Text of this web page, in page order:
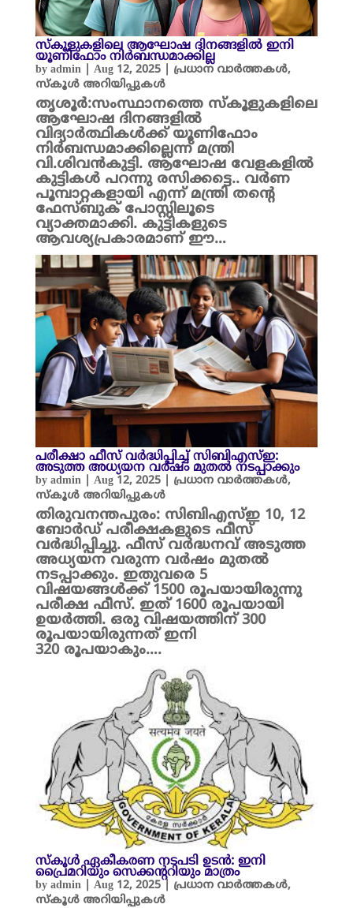
സ്‌കൂളുകളിലെ ആഘോഷ ദിനങ്ങളിൽ ഇനി
യൂണിഫോം നിർബന്ധമാക്കില്ല
by admin| Aug 12, 2025| പ്രധാന വാർത്തകൾ,
സ്കൂൾ അറിയിപ്പുകൾ
തൃശൂർ:സംസ്ഥാനത്തെ സ്‌കൂളുകളിലെ
ആഘോഷ ദിനങ്ങളിൽ
വിദ്യാർത്ഥികൾക്ക് യൂണിഫോം
നിർബന്ധമാക്കില്ലെന്ന് മന്ത്രി
വി.ശിവൻകുട്ടി. ആഘോഷ വേളകളിൽ
കുട്ടികൾ പറന്നു രസിക്കട്ടെ.. വർണ
പൂമ്പാറ്റകളായി എന്ന് മന്ത്രി തന്റെ
ഫേസ്ബുക് പോസ്റ്റിലൂടെ
വ്യാക്തമാക്കി. കുട്ടികളുടെ
ആവശ്യപ്രകാരമാണ് ഈ…
പരീക്ഷാ ഫീസ് വർദ്ധിപ്പിച്ച് സിബിഎസ്ഇ:
അടുത്ത അധ്യയന വർഷം മുതൽ നടപ്പാക്കും
by admin| Aug 12, 2025| പ്രധാന വാർത്തകൾ,
സ്കൂൾ അറിയിപ്പുകൾ
തിരുവനന്തപുരം: സിബിഎസ്ഇ 10, 12
ബോർഡ് പരീക്ഷകളുടെ ഫീസ്
വർദ്ധിപ്പിച്ചു. ഫീസ് വർദ്ധനവ് അടുത്ത
അധ്യയന വരുന്ന വർഷം മുതൽ
നടപ്പാക്കും. ഇതുവരെ 5
വിഷയങ്ങൾക്ക് 1500 രൂപയായിരുന്നു
പരീക്ഷ ഫീസ്. ഇത് 1600 രൂപയായി
ഉയർത്തി. ഒരു വിഷയത്തിന് 300
രൂപയായിരുന്നത് ഇനി
320 രൂപയാകും….
സ്കൂൾ ഏകീകരണ നടപടി ഉടൻ: ഇനി
പ്രൈമറിയും സെക്കന്ററിയും മാത്രം
by admin| Aug 12, 2025| പ്രധാന വാർത്തകൾ,
സ്കൂൾ അറിയിപ്പുകൾ